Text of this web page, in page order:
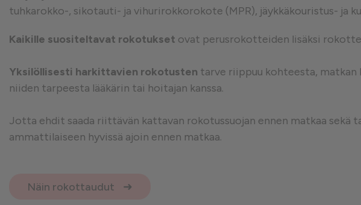
tuhkarokko-, sikotauti- ja vihurirokkorokote (MPR), jäykkäkouristus- ja
Kaikille suositeltavat rokotukset ovat perusrokotteiden lisäksi
Yksilöllisesti harkittavien rokotusten tarve riippuu kohteesta, matkan
niiden tarpeesta lääkärin tai hoitajan kanssa.
Jotta ehdit saada riittävän kattavan rokotussuojan ennen matkaa
ammattilaiseen hyvissä ajoin ennen matkaa.
Näin rokottaudut
Mainontaan liittyvät evästeet